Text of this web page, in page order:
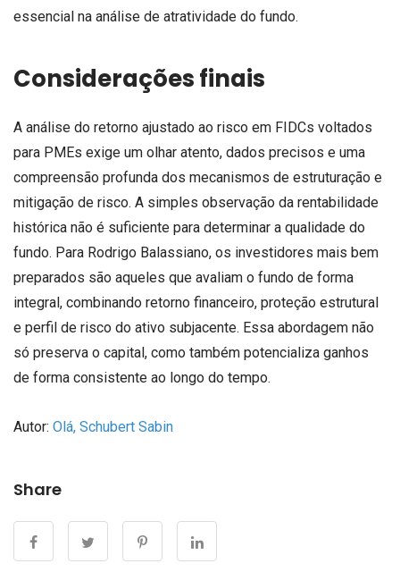
essencial na análise de atratividade do fundo.
Considerações finais
A análise do retorno ajustado ao risco em FIDCs voltados
para PMEs exige um olhar atento, dados precisos e uma
compreensão profunda dos mecanismos de estruturação e
mitigação de risco. A simples observação da rentabilidade
histórica não é suficiente para determinar a qualidade do
fundo. Para Rodrigo Balassiano, os investidores mais bem
preparados são aqueles que avaliam o fundo de forma
integral, combinando retorno financeiro, proteção estrutural
e perfil de risco do ativo subjacente. Essa abordagem não
só preserva o capital, como também potencializa ganhos
de forma consistente ao longo do tempo.
Autor: Olá, Schubert Sabin
Share